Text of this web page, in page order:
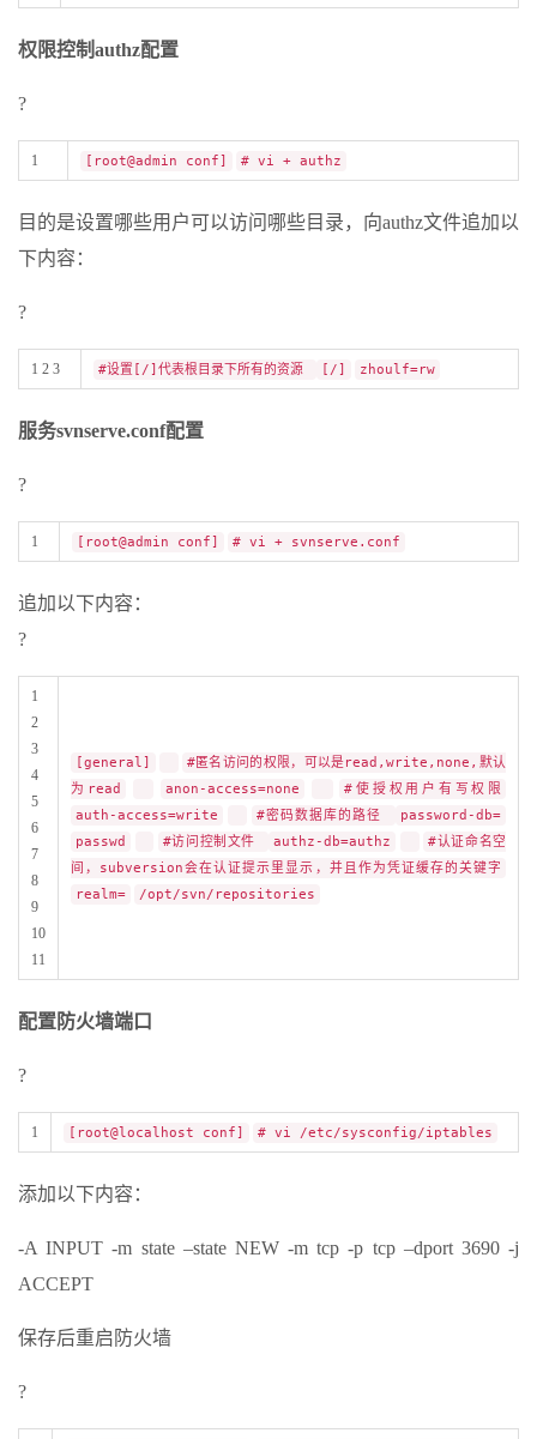
权限控制authz配置
?
1 [root@admin conf] # vi + authz
目的是设置哪些用户可以访问哪些目录，向authz文件追加以
下内容：
?
1 2 3 #设置[/]代表根目录下所有的资源 [/] zhoulf=rw
服务svnserve.conf配置
?
1 [root@admin conf] # vi + svnserve.conf
追加以下内容：
?
1
2
3
4
5
6
7
8
9
10
11
[general]
#匿名访问的权限，可以是read,write,none,默认
为read
anon-access=none
#使授权用户有写权限
auth-access=write
#密码数据库的路径
password-db=
passwd
#访问控制文件 authz-db=authz
#认证命名空
间，subversion会在认证提示里显示，并且作为凭证缓存的关键字
realm=
/opt/svn/repositories
配置防火墙端口
?
1 [root@localhost conf] # vi /etc/sysconfig/iptables
添加以下内容：
-A INPUT -m state –state NEW -m tcp -p tcp –dport 3690 -j
ACCEPT
保存后重启防火墙
?